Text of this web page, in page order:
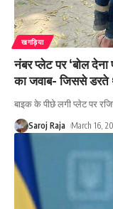
खगड़िया
नंबर प्लेट पर ‘बोल
का जवाब- जिससे डरते
बाइक के पीछे लगी प्लेट पर
Saroj Raja March 16,